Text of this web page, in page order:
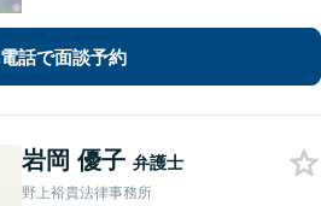
します【土日祝・当日対応可】
電話で面談予約
岩岡 優子 弁護士
野上裕貴法律事務所